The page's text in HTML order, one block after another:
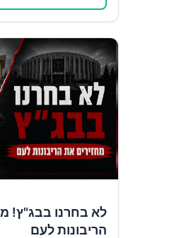
לא בחרנו בבג"ץ!
הריבונות לעם